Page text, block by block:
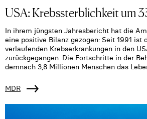
USA: Krebssterblichkeit um
In ihrem jüngsten Jahresbericht hat die
eine positive Bilanz gezogen: Seit 1991 ist
verlaufenden Krebserkrankungen in den
zurückgegangen. Die Fortschritte in der
demnach 3,8 Millionen Menschen das
MDR